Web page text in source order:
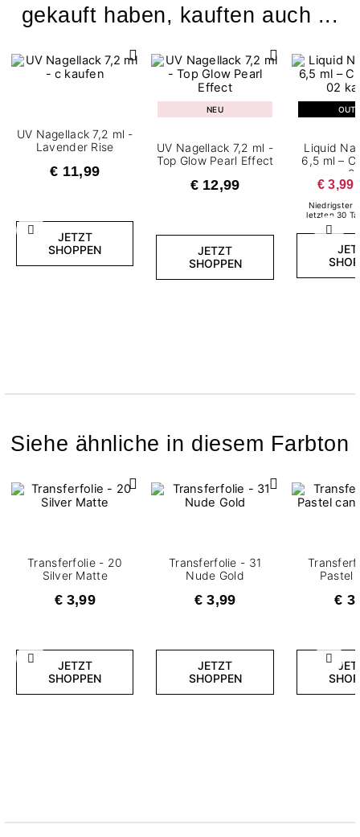
gekauft haben, kauften auch ...
Zurück
UV Nagellack 7,2 ml -
Lavender Rise
€ 11,99
JETZT
SHOPPEN
NEU
UV Nagellack 7,2 ml -
Top Glow Pearl Effect
€ 12,99
JETZT
SHOPPEN
Liquid
6,5 ml –
€ 3,99
Niedrigster
letzten 30
Siehe ähnliche in diesem Farbton
Zurück
Transferfolie - 20
Silver Matte
€ 3,99
JETZT
SHOPPEN
Transferfolie - 31
Nude Gold
€ 3,99
JETZT
SHOPPEN
Pastel
€